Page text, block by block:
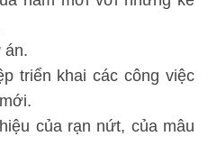
án.
triển khai các công việc
của rạn nứt, của mâu